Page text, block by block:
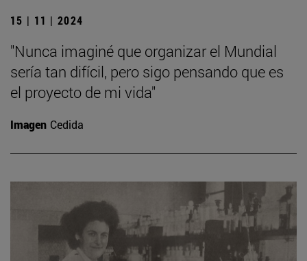
15 | 11 | 2024
"Nunca imaginé que organizar el Mundial
sería tan difícil, pero sigo pensando que es
el proyecto de mi vida"
Imagen Cedida